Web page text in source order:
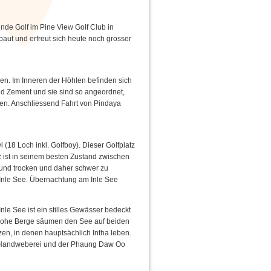
Golf im Pine View Golf Club in
und erfreut sich heute noch grosser
Im Inneren der Höhlen befinden sich
Zement und sie sind so angeordnet,
Anschliessend Fahrt von Pindaya
(18 Loch inkl. Golfboy). Dieser Golfplatz
in seinem besten Zustand zwischen
trocken und daher schwer zu
See. Übernachtung am Inle See
See ist ein stilles Gewässer bedeckt
Berge säumen den See auf beiden
in denen hauptsächlich Intha leben.
und der Phaung Daw Oo